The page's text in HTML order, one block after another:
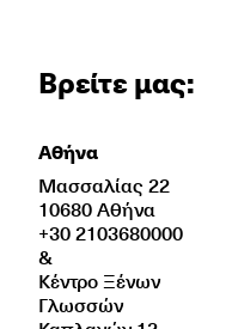
Βρείτε μας:
Αθήνα
Μασσαλίας 22
10680 Αθήνα
+30 2103680000
&
Κέντρο Ξένων
Γλωσσών